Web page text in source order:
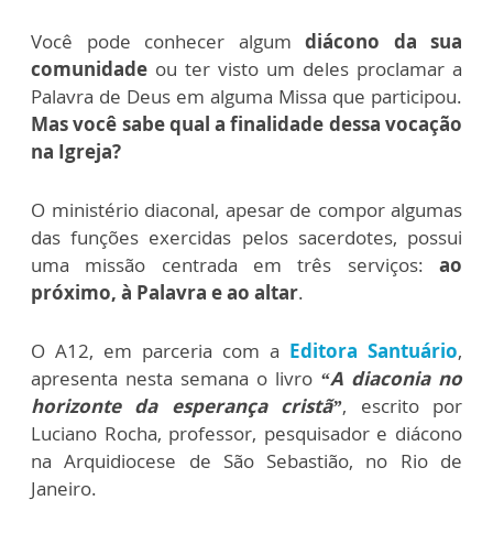
Você pode conhecer algum diácono da sua
comunidade ou ter visto um deles proclamar a
Palavra de Deus em alguma Missa que participou.
Mas você sabe qual a finalidade dessa vocação
na Igreja?
O ministério diaconal, apesar de compor algumas
das funções exercidas pelos sacerdotes, possui
uma missão centrada em três serviços: ao
próximo, à Palavra e ao altar.
O A12, em parceria com a Editora Santuário,
apresenta nesta semana o livro “A diaconia no
horizonte da esperança cristã”, escrito por
Luciano Rocha, professor, pesquisador e diácono
na Arquidiocese de São Sebastião, no Rio de
Janeiro.